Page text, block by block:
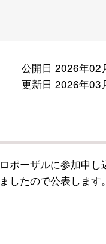
公開日 2026年02
更新日 2026年03
ポーザルに参加申し
したので公表します